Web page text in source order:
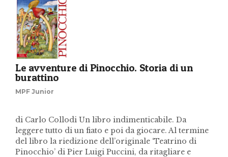
Le avventure di Pinocchio. Storia di un
burattino
MPF Junior
di Carlo Collodi Un libro indimenticabile. Da
leggere tutto di un fiato e poi da giocare. Al termine
del libro la riedizione dell’originale ‘Teatrino di
Pinocchio’ di Pier Luigi Puccini, da ritagliare e